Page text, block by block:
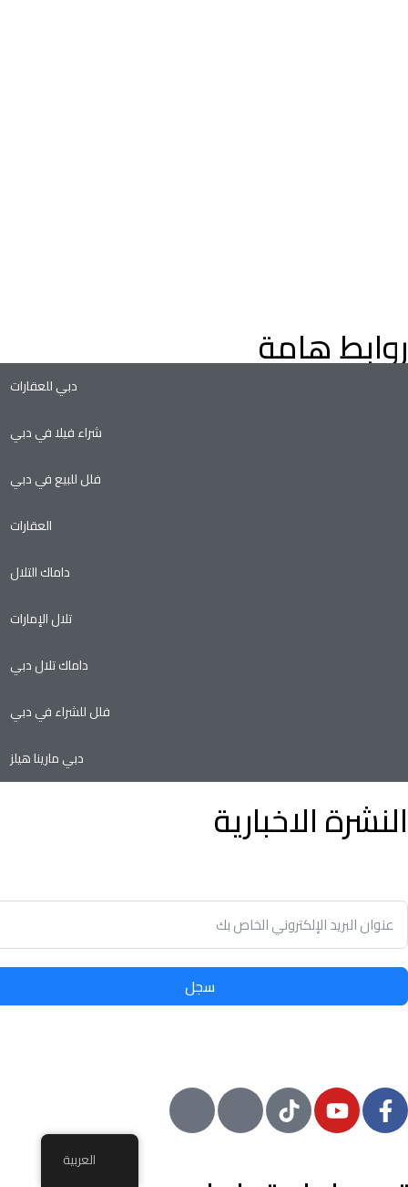
روابط هامة
دبي للعقارات
شراء فيلا في دبي
فلل للبيع في دبي
العقارات
داماك التلال
تلال الإمارات
داماك تلال دبي
فلل للشراء في دبي
دبي مارينا هيلز
النشرة الاخبارية
سجل
العربية